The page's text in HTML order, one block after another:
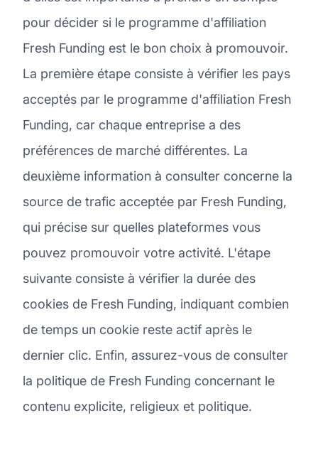
pour décider si le programme d'affiliation
Fresh Funding est le bon choix à promouvoir.
La première étape consiste à vérifier les pays
acceptés par le programme d'affiliation Fresh
Funding, car chaque entreprise a des
préférences de marché différentes. La
deuxième information à consulter concerne la
source de trafic acceptée par Fresh Funding,
qui précise sur quelles plateformes vous
pouvez promouvoir votre activité. L'étape
suivante consiste à vérifier la durée des
cookies de Fresh Funding, indiquant combien
de temps un cookie reste actif après le
dernier clic. Enfin, assurez-vous de consulter
la politique de Fresh Funding concernant le
contenu explicite, religieux et politique.